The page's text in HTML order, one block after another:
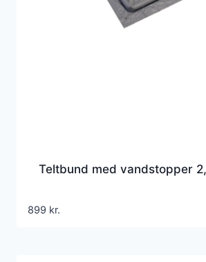
Teltbund med vandstopper
899 kr.